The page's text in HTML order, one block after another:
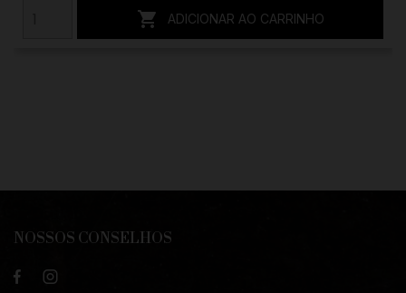
 ADICIONAR AO CARRINHO
NOSSOS CONSELHOS